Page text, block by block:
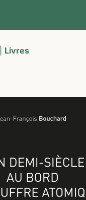
Livres